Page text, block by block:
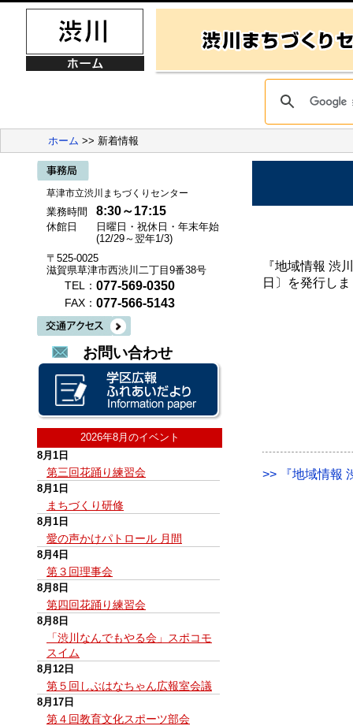
ホーム >> 新着情報
草津市立渋川まちづくりセンター
業務時間 8:30～17:15
休館日
日曜日・祝休日・年末年始
(12/29～翌年1/3)
〒525-0025
滋賀県草津市西渋川二丁目9番38号
TEL： 077-569-0350
FAX： 077-566-5143
お問い合わせ
2026年8月のイベント
8月1日
第三回花踊り練習会
8月1日
まちづくり研修
8月1日
愛の声かけパトロール 月間
8月4日
第３回理事会
8月8日
第四回花踊り練習会
8月8日
「渋川なんでもやる会」スポコモ
スイム
8月12日
第５回しぶはなちゃん広報室会議
8月17日
第４回教育文化スポーツ部会
『地域情報 渋
日〕を発行し
>> 『地域情報